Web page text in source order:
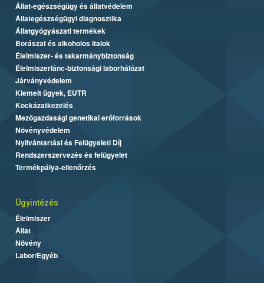
Állat-egészségügy és állatvédelem
Állategészségügyi diagnosztika
Állatgyógyászati termékek
Borászat és alkoholos italok
Élelmiszer- és takarmánybiztonság
Élelmiszerlánc-biztonsági laborhálózat
Járványvédelem
Kiemelt ügyek, EUTR
Kockázatkezelés
Mezőgazdasági genetikai erőforrások
Növényvédelem
Nyilvántartási és Felügyeleti Díj
Rendszerszervezés és felügyelet
Termékpálya-ellenőrzés
Ügyintézés
Élelmiszer
Állat
Növény
Labor/Egyéb